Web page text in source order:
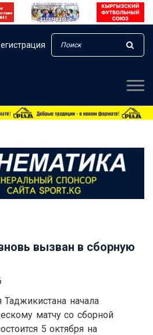
вызван в сборную
Таджикистана начала
матчу со сборной
5 октября на